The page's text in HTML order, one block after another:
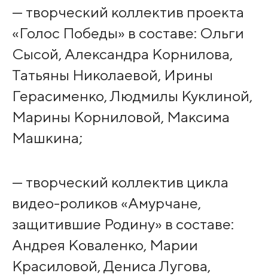
— творческий коллектив проекта
«Голос Победы» в составе: Ольги
Сысой, Александра Корнилова,
Татьяны Николаевой, Ирины
Герасименко, Людмилы Куклиной,
Марины Корниловой, Максима
Машкина;
— творческий коллектив цикла
видео-роликов «Амурчане,
защитившие Родину» в составе:
Андрея Коваленко, Марии
Красиловой, Дениса Лугова,